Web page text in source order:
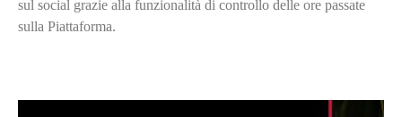
sul social grazie alla funzionalità di controllo delle ore passate
sulla Piattaforma.